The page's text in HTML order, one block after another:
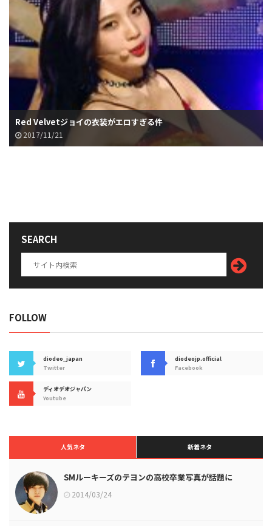
Red Velvetジョイの衣装がエロすぎる件
2017/11/21
SEARCH
FOLLOW
diodeo_japan
Twitter
diodeojp.official
Facebook
ディオデオジャパン
Youtube
人気ネタ 新着ネタ
SMルーキーズのテヨンの高校卒業写真が話題に
2014/03/24